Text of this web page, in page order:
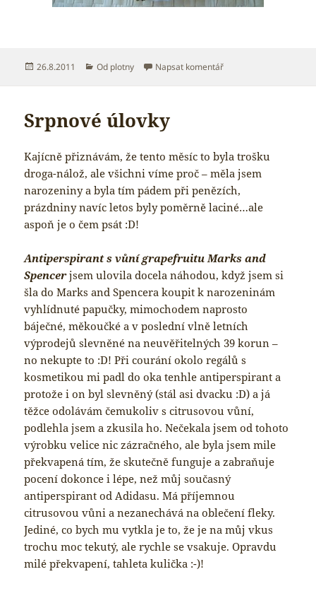
Publikováno:
26.8.2011 Rubriky:
Od plotny Napsat komentářpro text s názvem
Srpnové úlovky
Kajícně přiznávám, že tento měsíc to byla trošku
droga-nálož, ale všichni víme proč – měla jsem
narozeniny a byla tím pádem při penězích,
prázdniny navíc letos byly poměrně laciné…ale
aspoň je o čem psát :D!
Antiperspirant s vůní grapefruitu Marks and
Spencerjsem ulovila docela náhodou, když jsem si
šla do Marks and Spencera koupit k narozeninám
vyhlídnuté papučky, mimochodem naprosto
báječné, měkoučké a v poslední vlně letních
výprodejů slevněné na neuvěřitelných 39 korun –
no nekupte to :D! Při courání okolo regálů s
kosmetikou mi padl do oka tenhle antiperspirant a
protože i on byl slevněný (stál asi dvacku :D) a já
těžce odolávám čemukoliv s citrusovou vůní,
podlehla jsem a zkusila ho. Nečekala jsem od tohoto
výrobku velice nic zázračného, ale byla jsem mile
překvapená tím, že skutečně funguje a zabraňuje
pocení dokonce i lépe, než můj současný
antiperspirant od Adidasu. Má příjemnou
citrusovou vůni a nezanechává na oblečení fleky.
Jediné, co bych mu vytkla je to, že je na můj vkus
trochu moc tekutý, ale rychle se vsakuje. Opravdu
milé překvapení, tahleta kulička :-)!